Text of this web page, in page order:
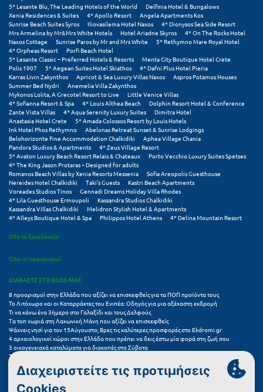
5* Lesante Blu, The Leading Hotels of the World
Delfinia Hotel & Bungalows
Xenia Residences & Suites
4* Apollo Resort
Angela Apartments Kos
Sunrise Beach Suites Syros
Iliovasilema Hotel Naxos
4* Dionysos Sea Side Resort
Mrs Armelina by Mr&Mrs White Hotels
Hotel Ariadne Skyros
4* On The Rocks Hotel
Naxos Cottage
Sunrise Paros by Mr and Mrs White
5* Rethymno Mare Royal Hotel
4* Orpheas Resort
Porfi Beach Hotel
5* Lesante Classic – Preferred Hotels & Resorts
Menta City Boutique Hotel Crete
Polis 1907
5* Aegean Suites Hotel Skiathos
4* Dafni Plus Hotel Pieria
Karras Livin Zakynthos
Apricot & Sea Luxury Villas Naxos
Aspros Potamos Houses
Summer Bed Nydri
Anemelia Villa Zakynthos
Mykonos Lolita, A Grecotel Resort to Live
Little Venice Villas
4* Sofianna Resort & Spa
4* Louis Althea Beach
Dolphin Resort Hotel & Conference
Zante Vista Villas
4* Aqua Serenity Luxury Suites
Dimitra Hotel
Anastasia Hotel Crete
5* Amada Colossos Resort by Louis Hotels
Ink Hotel Phos Rethymno
Abelonas Retreat Sunset & Sunrise Lodgings
Belohorizonte Fine Accommodation Chalkidiki
Aphea Village Chania
Pandora Studios & Apartments
4* Zeus Village Resort
5* Avaton Luxury Beach Resort Relais & Chateaux
Porto Vecchio Luxury Suites Spetses
4* The King Jason Protaras – Designed for adults
Romanos Beach Villas by Xenia Resorts Messenia
Sofia Areopolis Guesthouse
Nereides Hotel Chalkidiki
Taki's Guests
Kastri Beach Apartments
Voreades Studios Tinos
Gennadi Dreams Holiday Villa Rhodes
4* Lila Guesthouse Ermoupoli
Kassandra Studios Chalkidiki
Kassandra Villas Chalkidiki
Melidron Stylish Hotel & Apartments
4* Alleys Boutique Hotel & Spa
Philippos Hotel Athens 4* Delina Mountain Resort
Όλα τα ξενοδοχεία
Όλοι οι προορισμοί
ΔΙΑΒΑΣΤΕ ΣΤΟ BLOG ΜΑΣ
8 προορισμοί στην Ελλάδα που αξίζει να επισκεφθείς για τα ΠΟΠ προϊόντα τους
Το Λιτόχωρο και οι Καταρράκτες του Ενιπέα: Οδηγός για μια αξέχαστη εκδρομή
Τι να κάνω ένα 3ήμερο στο Γαλαξίδι και τους Δελφούς
Τα τοπ χωριά στη Λακωνική Μάνη που αξίζει να επισκεφθείς
Ψάχνεις νησί για τον 15Αύγουστο; Βρες τις καλύτερες προσφορές στο Ekdromi.gr
4 αρχαιολογικοί χώροι στην Ελλάδα που πρέπει να δεις έστω μία φορά στη ζωή σου
3 οικογενειακά καταλύματα για διακοπές στα Σύβοτα
Τα 11 καλύτερα καλοκαιρινά resorts στην Ελλάδα
7 μικρά ελληνικά νησιά για αξέχαστες καλοκαιρινές διακοπές
5+1 ινσταγκραμικές παραλίες στην Ελλάδα που αξίζουν μια θέση στο feed σου